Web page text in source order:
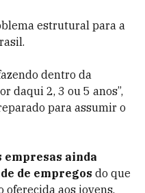
estrutural para a
dentro da
daqui 2, 3 ou 5 anos”,
para assumir o
empresas ainda
de empregos do que
oferecida aos jovens.